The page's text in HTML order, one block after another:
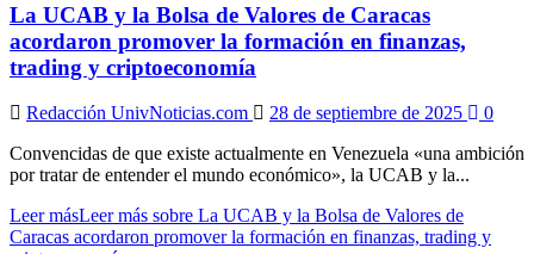
La UCAB y la Bolsa de Valores de Caracas
acordaron promover la formación en finanzas,
trading y criptoeconomía
Redacción UnivNoticias.com 28 de septiembre de 2025
0
Convencidas de que existe actualmente en Venezuela «una ambición
por tratar de entender el mundo económico», la UCAB y la...
Leer másLeer más sobre La UCAB y la Bolsa de Valores de
Caracas acordaron promover la formación en finanzas, trading y